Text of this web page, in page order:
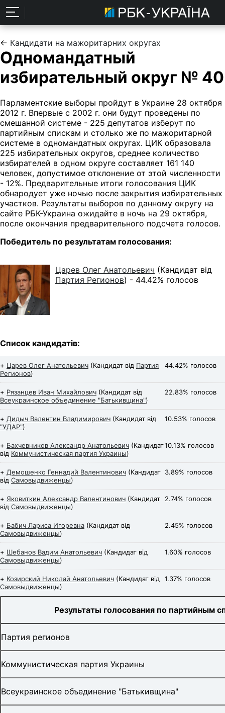
← Кандидати на мажоритарних округах
Одномандатный
избирательный округ № 40
Парламентские выборы пройдут в Украине 28 октября
2012 г. Впервые с 2002 г. они будут проведены по
смешанной системе - 225 депутатов изберут по
партийным спискам и столько же по мажоритарной
системе в одномандатных округах. ЦИК образовала
225 избирательных округов, среднее количество
избирателей в одном округе составляет 161 140
человек, допустимое отклонение от этой численности
- 12%. Предварительные итоги голосования ЦИК
обнародует уже ночью после закрытия избирательных
участков. Результаты выборов по данному округу на
сайте РБК-Украина ожидайте в ночь на 29 октября,
после окончания предварительного подсчета голосов.
Победитель по результатам голосования:
Царев Олег Анатольевич (Кандидат від
Партия Регионов) - 44.42% голосов
Список кандидатів:
+ 44.42% голосов
Царев Олег Анатольевич (Кандидат від Партия
Регионов)
+ 22.83% голосов
Рязанцев Иван Михайлович (Кандидат від
Всеукраинское объединение "Батькивщина")
+ 10.53% голосов
Дидыч Валентин Владимирович (Кандидат від
"УДАР")
+ 10.13% голосов
Бахчевников Александр Анатольевич (Кандидат
від Коммунистическая партия Украины)
+ 3.89% голосов
Демошенко Геннадий Валентинович (Кандидат
від Самовыдвиженцы)
+ 2.74% голосов
Яковиткин Александр Валентинович (Кандидат
від Самовыдвиженцы)
+ 2.45% голосов
Бабич Лариса Игоревна (Кандидат від
Самовыдвиженцы)
+ 1.60% голосов
Шебанов Вадим Анатольевич (Кандидат від
Самовыдвиженцы)
+ 1.37% голосов
Козирский Николай Анатольевич (Кандидат від
Самовыдвиженцы)
Результаты голосования по партийным
Партия регионов
Коммунистическая партия Украины
Всеукраинское объединение "Батькивщина"